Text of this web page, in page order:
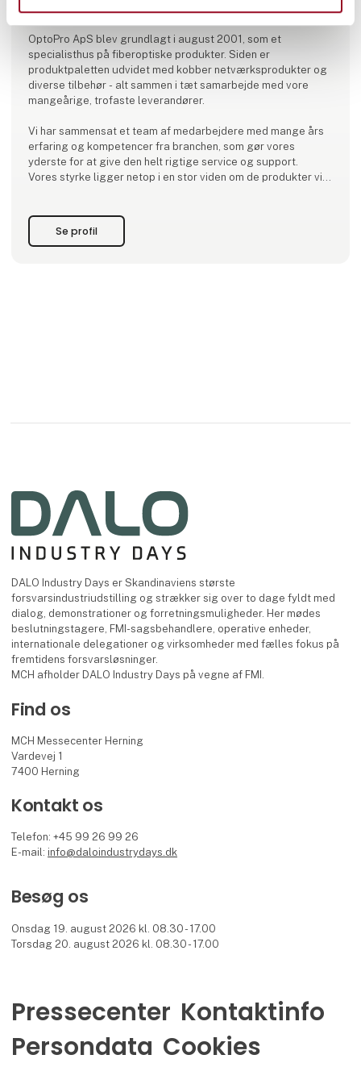
OptoPro ApS
OptoPro ApS blev grundlagt i august 2001, som et
specialisthus på fiberoptiske produkter. Siden er
produktpaletten udvidet med kobber netværksprodukter og
diverse tilbehør - alt sammen i tæt samarbejde med vore
mangeårige, trofaste leverandører.
Vi har sammensat et team af medarbejdere med mange års
erfaring og kompetencer fra branchen, som gør vores
yderste for at give den helt rigtige service og support.
Vores styrke ligger netop i en stor viden om de produkter vi
Hos OptoPro ApS investerer vi i
Se profil
DALO Industry Days er Skandinaviens største
forsvarsindustriudstilling og strækker sig over to dage fyldt med
dialog, demonstrationer og forretningsmuligheder. Her mødes
beslutningstagere, FMI-sagsbehandlere, operative enheder,
internationale delegationer og virksomheder med fælles fokus på
fremtidens forsvarsløsninger.
MCH afholder DALO Industry Days på vegne af FMI.
Find os
MCH Messecenter Herning
Vardevej 1
7400 Herning
Kontakt os
Telefon: +45 99 26 99 26
E-mail: info@daloindustrydays.dk
Besøg os
Onsdag 19. august 2026 kl. 08.30 - 17.00
Torsdag 20. august 2026 kl. 08.30 - 17.00
Pressecenter Kontaktinfo
Persondata Cookies